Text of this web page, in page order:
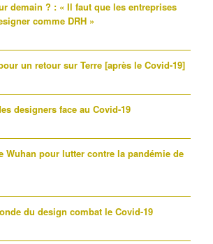
demain ? : « Il faut que les entreprises
comme DRH »
un retour sur Terre [après le Covid-19]
designers face au Covid-19
Wuhan pour lutter contre la pandémie de
du design combat le Covid-19